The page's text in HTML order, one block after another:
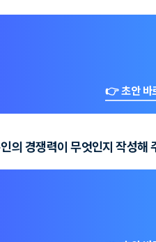
👉 초안 바
의 경쟁력이 무엇인지 작성해